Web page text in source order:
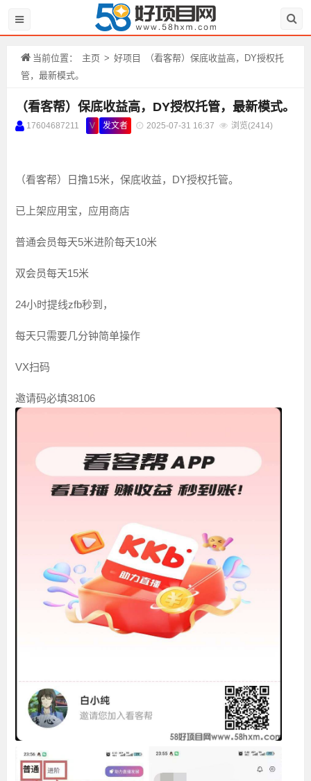
当前位置： 主页 > 好项目
（看客帮）保底收益高，DY授权托
管，最新模式。
（看客帮）保底收益高，DY授权托管，最新模式。
17604687211 V 发文者 2025-07-31 16:37 浏览(2414)
（看客帮）日撸15米，保底收益，DY授权托管。
已上架应用宝，应用商店
普通会员每天5米进阶每天10米
双会员每天15米
24小时提线zfb秒到，
每天只需要几分钟简单操作
VX扫码
邀请码必填38106